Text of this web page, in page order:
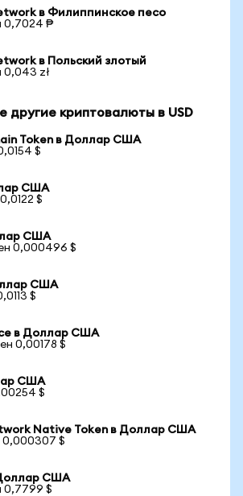
в Филиппинское песо
0,7024 ₱
в Польский злотый
0,043 zł
другие криптовалюты в USD
Token в Доллар США
$
США
$
США
0,000496 $
США
$
в Доллар США
0,00178 $
США
$
Native Token в Доллар США
0,000307 $
США
0,7799 $